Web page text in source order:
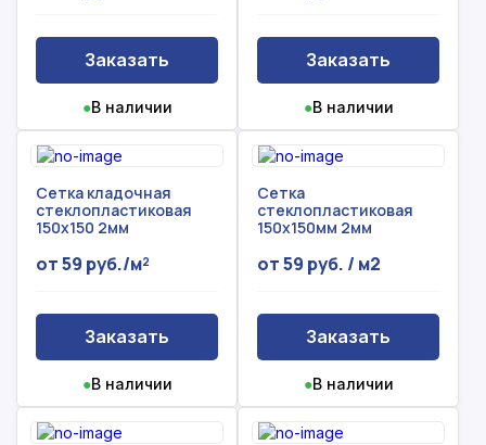
Заказать
●В наличии
Заказать
●В наличии
Сетка кладочная
стеклопластиковая
150x150 2мм
от 59 руб./м²
Заказать
●В наличии
Сетка
стеклопластиковая
150x150мм 2мм
от 59 руб. / м2
Заказать
●В наличии